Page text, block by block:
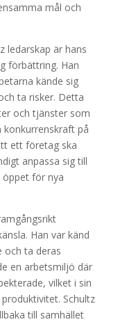
mål och
ledarskap är hans
förbättring. Han
kände sig
ta risker. Detta
och tjänster som
konkurrenskraft på
ett företag ska
anpassa sig till
för nya
Han var känd
och ta deras
en arbetsmiljö där
vilket i sin
Schultz
till samhället